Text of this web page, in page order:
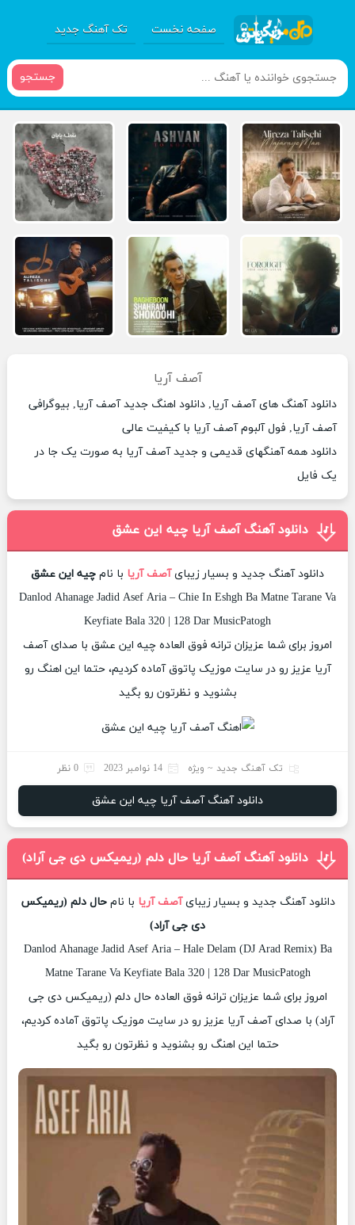
صفحه نخست تک آهنگ جدید
جستجو
آصف آریا
دانلود آهنگ های آصف آریا, دانلود اهنگ جدید آصف آریا, بیوگرافی
آصف آریا, فول آلبوم آصف آریا با کیفیت عالی
دانلود همه آهنگهای قدیمی و جدید آصف آریا به صورت یک جا در
یک فایل
دانلود آهنگ آصف آریا چیه این عشق
دانلود آهنگ جدید و بسیار زیبایآصف آریا با نام چیه این عشق
Danlod Ahanage Jadid Asef Aria – Chie In Eshgh Ba Matne Tarane Va
Keyfiate Bala 320 | 128 Dar MusicPatogh
امروز برای شما عزیزان ترانه فوق العاده چیه این عشق با صدای آصف
آریا عزیز رو در سایت موزیک پاتوق آماده کردیم، حتما این اهنگ رو
بشنوید و نظرتون رو بگید
تک آهنگ جدید ~ ویژه 14 نوامبر 2023 0 نظر
دانلود آهنگ آصف آریا چیه این عشق
دانلود آهنگ آصف آریا حال دلم (ریمیکس دی جی آراد)
دانلود آهنگ جدید و بسیار زیبایآصف آریا با نامحال دلم (ریمیکس
دی جی آراد)
Danlod Ahanage Jadid Asef Aria – Hale Delam (DJ Arad Remix) Ba
Matne Tarane Va Keyfiate Bala 320 | 128 Dar MusicPatogh
امروز برای شما عزیزان ترانه فوق العاده حال دلم (ریمیکس دی جی
آراد) با صدای آصف آریا عزیز رو در سایت موزیک پاتوق آماده کردیم،
حتما این اهنگ رو بشنوید و نظرتون رو بگید